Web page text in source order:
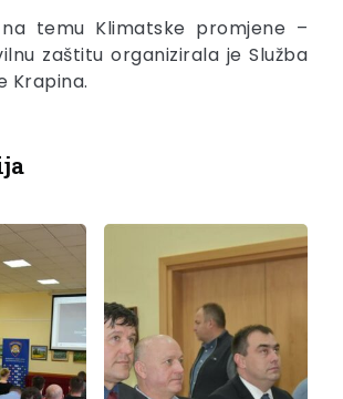
temu Klimatske promjene –
zaštitu organizirala je Služba
Krapina.